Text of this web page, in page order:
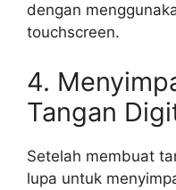
dengan
touchscreen.
4.
Tangan
Setelah membuat
lupa untuk